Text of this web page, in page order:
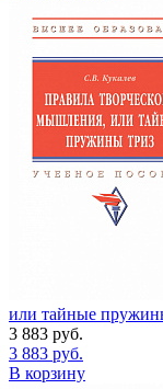
или тайные
3 883 руб.
3 883 руб.
В корзину